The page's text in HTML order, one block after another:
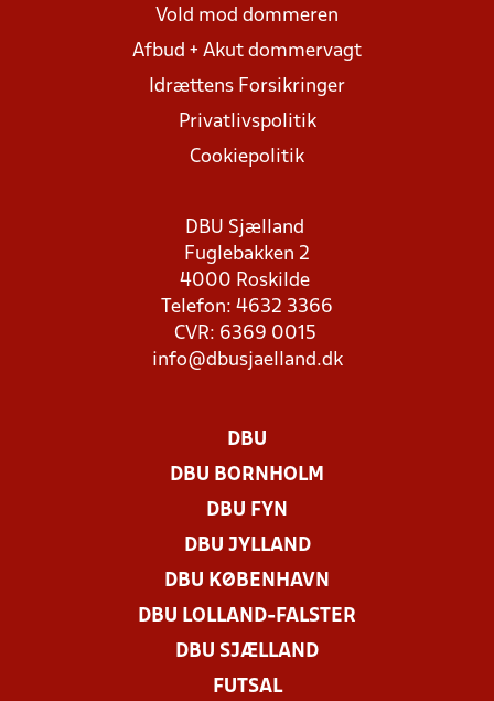
Vold mod dommeren
Afbud + Akut dommervagt
Idrættens Forsikringer
Privatlivspolitik
Cookiepolitik
DBU Sjælland
Fuglebakken 2
4000 Roskilde
Telefon: 4632 3366
CVR: 6369 0015
info@dbusjaelland.dk
DBU
DBU BORNHOLM
DBU FYN
DBU JYLLAND
DBU KØBENHAVN
DBU LOLLAND-FALSTER
DBU SJÆLLAND
FUTSAL